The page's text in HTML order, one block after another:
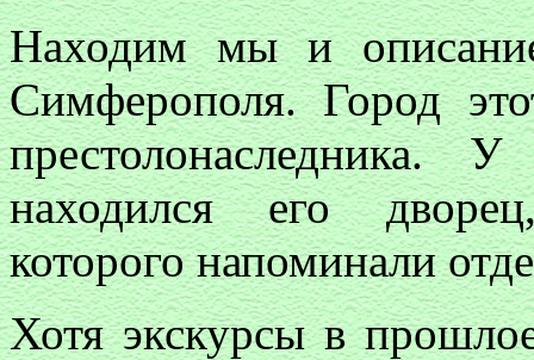
Находим мы и
Симферополя. Город
престолонаследника.
находился его
которого напоминали
Хотя экскурсы в